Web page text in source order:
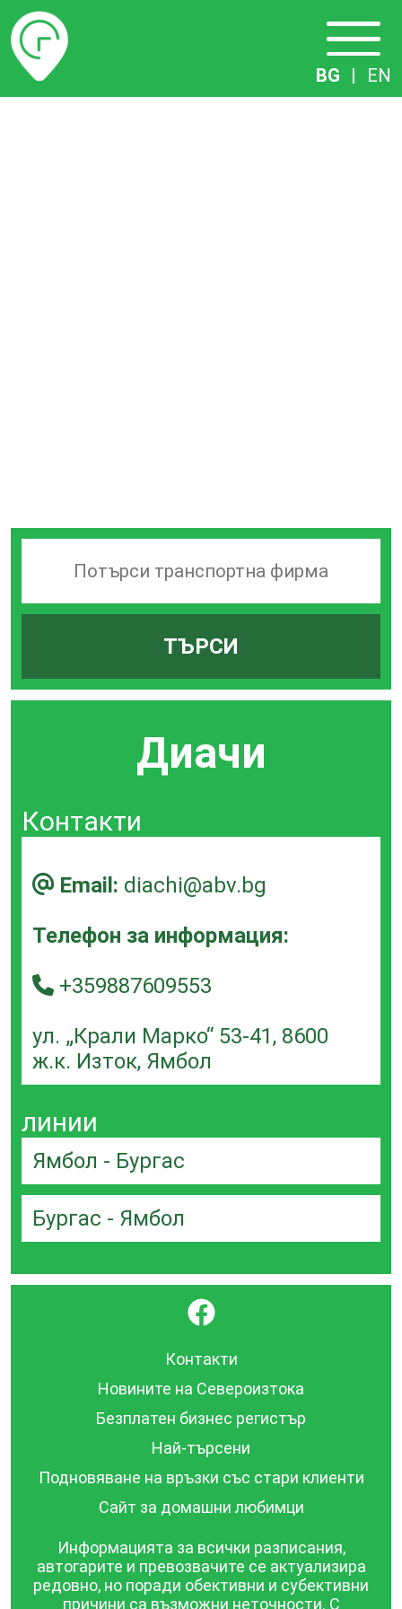
Разписание
BG | EN
Търсачка
на
ТЪРСИ
Диачи
Контакти
Email: diachi@abv.bg
Телефон за информация:
+359887609553
ул. „Крали Марко“ 53-41, 8600
ж.к. Изток, Ямбол
линии
Ямбол - Бургас
Бургас - Ямбол
}
Контакти
Новините на Североизтока
Безплатен бизнес регистър
Най-търсени
Подновяване на връзки със стари клиенти
Сайт за домашни любимци
Информацията за всички разписания,
автогарите и превозвачите се актуализира
редовно, но поради обективни и субективни
причини са възможни неточности. С